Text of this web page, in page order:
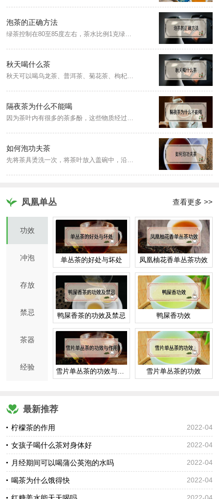
泡茶的正确方法
秋天喝什么茶
隔夜茶为什么不能喝
如何泡功夫茶
凤凰单丛 查看更多 >>
功效
冲泡
存放
禁忌
茶器
经验
单丛茶的好处与坏处 凤凰柚花香单丛茶功效
鸭屎香茶的功效及禁忌 鸭屎香功效
雪片单丛茶的功效与作用 雪片单丛茶的功效
最新推荐
柠檬茶的作用 2022-04
女孩子喝什么茶对身体好 2022-04
月经期间可以喝蒲公英泡的水吗 2022-04
喝茶为什么饿得快 2022-04